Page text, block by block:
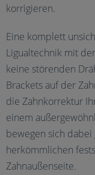
korrigieren.
Eine komplett
Ligualtechnik mit der
keine störenden
Brackets auf der
die Zahnkorrektur
einem
bewegen sich
herkömmlichen
Zahnaußenseite.